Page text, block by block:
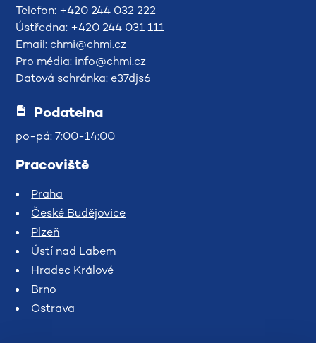
Telefon: +420 244 032 222
Ústředna: +420 244 031 111
Email: chmi@chmi.cz
Pro média: info@chmi.cz
Datová schránka: e37djs6
Podatelna
po-pá: 7:00-14:00
Pracoviště
Praha
České Budějovice
Plzeň
Ústí nad Labem
Hradec Králové
Brno
Ostrava